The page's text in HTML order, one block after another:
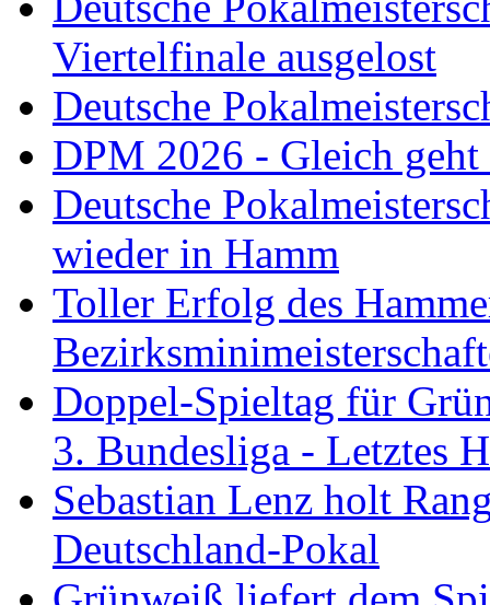
Viertelfinale ausgelost
Deutsche
DPM 2026 - Gleich geht
Deutsche
wieder in Hamm
Toller Erfolg des
Doppel-Spieltag für
3. Bundesliga - Letztes
Sebastian Lenz holt
Deutschland-Pokal